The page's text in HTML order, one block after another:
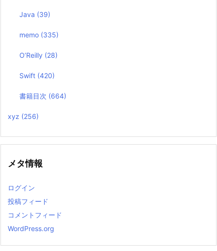
Java (39)
memo (335)
O’Reilly (28)
Swift (420)
書籍目次 (664)
xyz (256)
メタ情報
ログイン
投稿フィード
コメントフィード
WordPress.org